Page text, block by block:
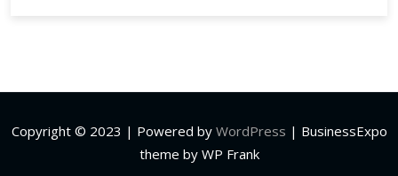
Copyright © 2023 | Powered by WordPress | BusinessExpo
theme by WP Frank